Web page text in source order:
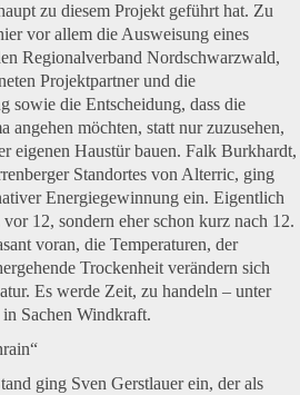
zu diesem Projekt geführt hat. Zu
vor allem die Ausweisung eines
Regionalverband Nordschwarzwald,
Projektpartner und die
sowie die Entscheidung, dass die
angehen möchten, statt nur zuzusehen,
eigenen Haustür bauen. Falk Burkhardt,
Standortes von Alterric, ging
Energiegewinnung ein. Eigentlich
12, sondern eher schon kurz nach 12.
voran, die Temperaturen, der
Trockenheit verändern sich
Es werde Zeit, zu handeln – unter
Sachen Windkraft.
ging Sven Gerstlauer ein, der als